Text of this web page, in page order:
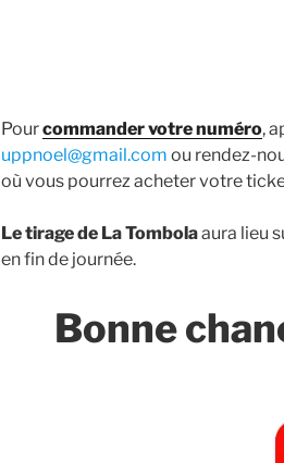
Pourcommander votre numéro,
uppnoel@gmail.com ou rendez-
où vous pourrez acheter votre
Le tirage de La Tombolaaura lieu
en fin de journée.
Bonne